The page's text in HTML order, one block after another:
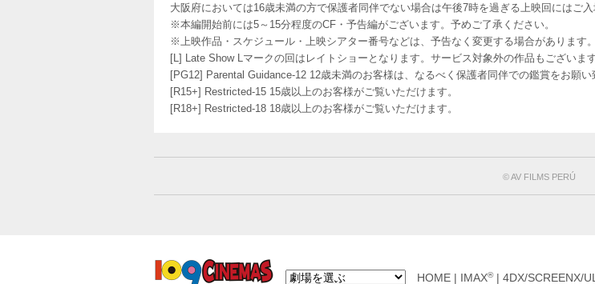
大阪府においては16歳未満の方で保護者同伴でない場合は午後7時を過ぎる上映回にはご入
※本編開始前には5～15分程度のCF・予告編がございます。予めご了承ください。
※上映作品・スケジュール・上映シアター番号などは、予告なく変更する場合があります
[L] Late Show Lマークの回はレイトショーとなります。サービス対象外の作品もございま
[PG12] Parental Guidance-12 12歳未満のお客様は、なるべく保護者同伴での鑑賞をお願い
[R15+] Restricted-15 15歳以上のお客様がご覧いただけます。
[R18+] Restricted-18 18歳以上のお客様がご覧いただけます。
© AV FILMS PERÚ
HOME IMAX®| 4DX/SCREENX/